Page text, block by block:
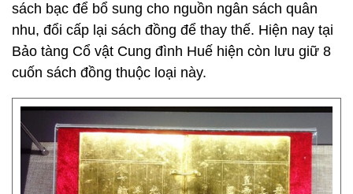
sách bạc để bổ sung cho nguồn ngân sách quân
nhu, đổi cấp lại sách đồng để thay thế. Hiện nay tại
Bảo tàng Cổ vật Cung đình Huế hiện còn lưu giữ 8
cuốn sách đồng thuộc loại này.